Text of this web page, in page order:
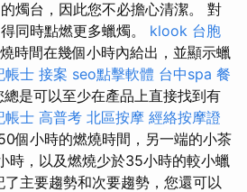
燭台，因此您不必擔心清潔。 對
同時點燃更多蠟燭。 klook 台胞
時間在幾個小時內給出，並顯示蠟
帳士 接案 seo點擊軟體 台中spa 餐
總是可以至少在產品上直接找到有
帳士 高普考 北區按摩 經絡按摩證
個小時的燃燒時間，另一端的小茶
時，以及燃燒少於35小時的較小蠟
主要趨勢和次要趨勢，您還可以